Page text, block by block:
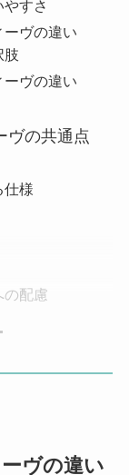
すさ
ーヴの違い
肢
ーヴの違い
ヴの共通点
仕様
の配慮
ヴの違い